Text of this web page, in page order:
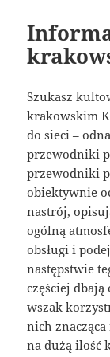
Szukasz
krakowskim
do sieci –
przewodniki
przewodniki
obiektywnie
nastrój,
ogólną
obsługi i
następstwie
częściej
wszak
nich
na dużą ilość